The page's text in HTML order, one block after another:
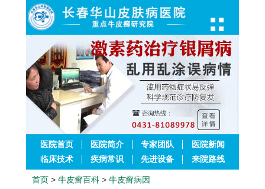
医院首页 医院简介 专家团队
医院新闻
临床技术
疾病常识 先进设备 来院路线
首页 > 牛皮癣百科 > 牛皮癣病因